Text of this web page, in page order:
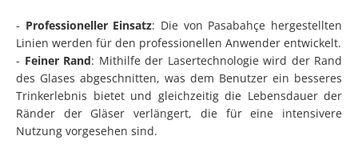
- Professioneller Einsatz: Die von Pasabahçe hergestellten
Linien werden für den professionellen Anwender entwickelt.
- Feiner Rand: Mithilfe der Lasertechnologie wird der Rand
des Glases abgeschnitten, was dem Benutzer ein besseres
Trinkerlebnis bietet und gleichzeitig die Lebensdauer der
Ränder der Gläser verlängert, die für eine intensivere
Nutzung vorgesehen sind.